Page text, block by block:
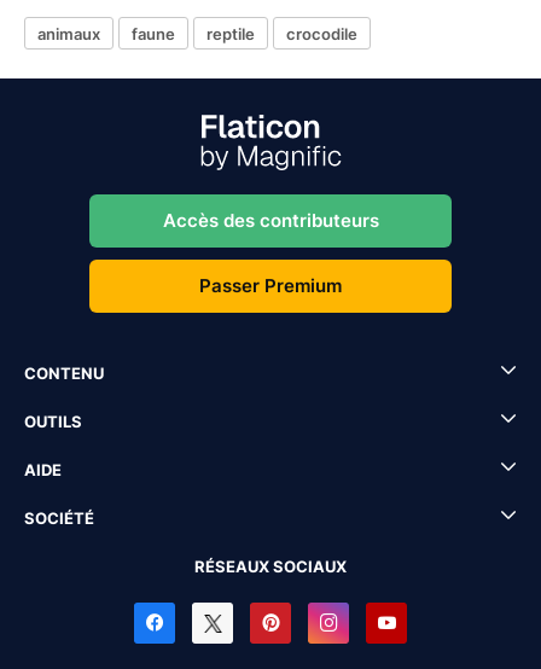
animaux faune reptile crocodile
Accès des contributeurs
Passer Premium
CONTENU
OUTILS
AIDE
SOCIÉTÉ
RÉSEAUX SOCIAUX